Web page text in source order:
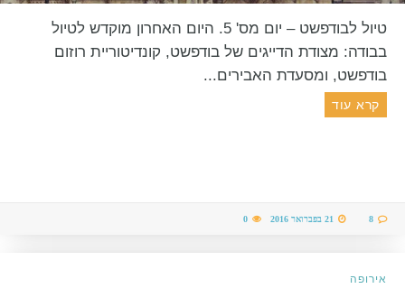
טיול לבודפשט – יום מס' 5. היום האחרון מוקדש לטיול
בבודה: מצודת הדייגים של בודפשט, קונדיטוריית רוזום
בודפשט, ומסעדת האבירים...
קרא עוד
אירופה